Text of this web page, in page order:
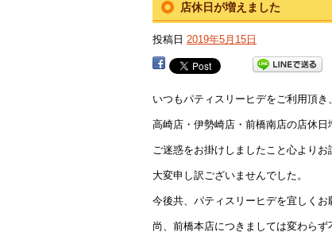
店休日が増えました
投稿日 2019年5月15日
いつもパティスリーヒデをご利用頂き
高崎店・伊勢崎店・前橋南店の店休日
ご迷惑をお掛けしましたこと心よりお
大変申し訳ございませんでした。
今後共、パティスリーヒデを宜しくお
尚、前橋本店につきましては変わらず